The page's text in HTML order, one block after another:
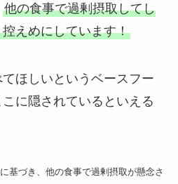
他の食事で過剰摂取してし
えめにしています！
ほしいというベースフー
に隠されているといえる
基づき、他の食事で過剰摂取が懸念さ